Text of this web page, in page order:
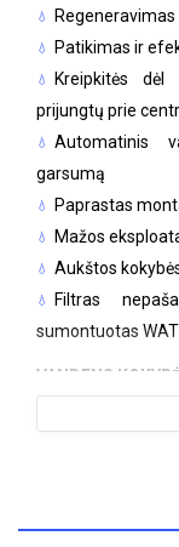
Regeneravimas
Patikimas ir
Kreipkitės dėl
prijungtų prie
Automatinis
garsumą
Paprastas
Mažos
Aukštos
Filtras
sumontuotas
VANDENS
Vandens
kalcio ir magnio
vandenį